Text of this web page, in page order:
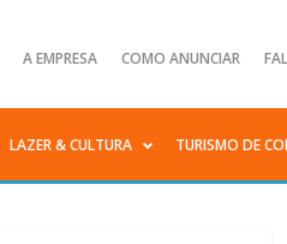
A EMPRESA COMO ANUNCIAR
LAZER & CULTURA TURISMO DE